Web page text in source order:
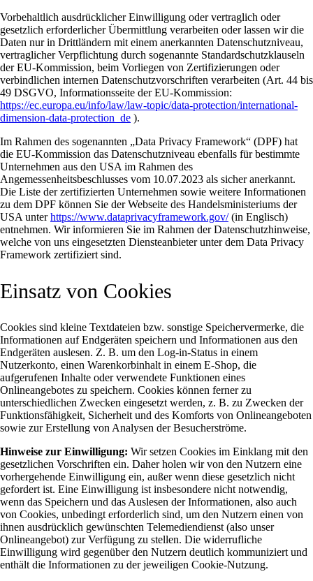
Vorbehaltlich ausdrücklicher Einwilligung oder vertraglich oder
gesetzlich erforderlicher Übermittlung verarbeiten oder lassen wir die
Daten nur in Drittländern mit einem anerkannten Datenschutzniveau,
vertraglicher Verpflichtung durch sogenannte Standardschutzklauseln
der EU-Kommission, beim Vorliegen von Zertifizierungen oder
verbindlichen internen Datenschutzvorschriften verarbeiten (Art. 44 bis
49 DSGVO, Informationsseite der EU-Kommission:
https://ec.europa.eu/info/law/law-topic/data-protection/international-
dimension-data-protection_de ).
Im Rahmen des sogenannten „Data Privacy Framework“ (DPF) hat
die EU-Kommission das Datenschutzniveau ebenfalls für bestimmte
Unternehmen aus den USA im Rahmen des
Angemessenheitsbeschlusses vom 10.07.2023 als sicher anerkannt.
Die Liste der zertifizierten Unternehmen sowie weitere Informationen
zu dem DPF können Sie der Webseite des Handelsministeriums der
USA unterhttps://www.dataprivacyframework.gov/(in Englisch)
entnehmen. Wir informieren Sie im Rahmen der Datenschutzhinweise,
welche von uns eingesetzten Diensteanbieter unter dem Data Privacy
Framework zertifiziert sind.
Einsatz von Cookies
Cookies sind kleine Textdateien bzw. sonstige Speichervermerke, die
Informationen auf Endgeräten speichern und Informationen aus den
Endgeräten auslesen. Z. B. um den Log-in-Status in einem
Nutzerkonto, einen Warenkorbinhalt in einem E-Shop, die
aufgerufenen Inhalte oder verwendete Funktionen eines
Onlineangebotes zu speichern. Cookies können ferner zu
unterschiedlichen Zwecken eingesetzt werden, z. B. zu Zwecken der
Funktionsfähigkeit, Sicherheit und des Komforts von Onlineangeboten
sowie zur Erstellung von Analysen der Besucherströme.
Hinweise zur Einwilligung: Wir setzen Cookies im Einklang mit den
gesetzlichen Vorschriften ein. Daher holen wir von den Nutzern eine
vorhergehende Einwilligung ein, außer wenn diese gesetzlich nicht
gefordert ist. Eine Einwilligung ist insbesondere nicht notwendig,
wenn das Speichern und das Auslesen der Informationen, also auch
von Cookies, unbedingt erforderlich sind, um den Nutzern einen von
ihnen ausdrücklich gewünschten Telemediendienst (also unser
Onlineangebot) zur Verfügung zu stellen. Die widerrufliche
Einwilligung wird gegenüber den Nutzern deutlich kommuniziert und
enthält die Informationen zu der jeweiligen Cookie-Nutzung.